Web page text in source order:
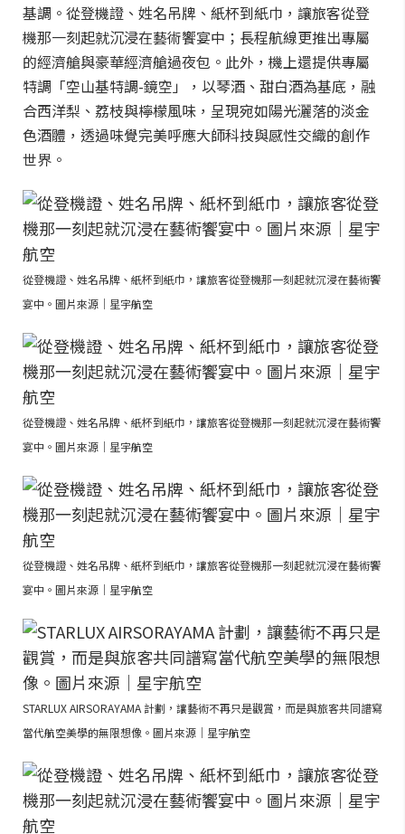
基調。從登機證、姓名吊牌、紙杯到紙巾，讓旅客從登
機那一刻起就沉浸在藝術饗宴中；長程航線更推出專屬
的經濟艙與豪華經濟艙過夜包。此外，機上還提供專屬
特調「空山基特調-鏡空」，以琴酒、甜白酒為基底，融
合西洋梨、荔枝與檸檬風味，呈現宛如陽光灑落的淡金
色酒體，透過味覺完美呼應大師科技與感性交織的創作
世界。
從登機證、姓名吊牌、紙杯到紙巾，讓旅客從登機那一刻起就沉浸在藝術饗
宴中。圖片來源｜星宇航空
從登機證、姓名吊牌、紙杯到紙巾，讓旅客從登機那一刻起就沉浸在藝術饗
宴中。圖片來源｜星宇航空
從登機證、姓名吊牌、紙杯到紙巾，讓旅客從登機那一刻起就沉浸在藝術饗
宴中。圖片來源｜星宇航空
STARLUX AIRSORAYAMA 計劃，讓藝術不再只是觀賞，而是與旅客共同譜寫
當代航空美學的無限想像。圖片來源｜星宇航空